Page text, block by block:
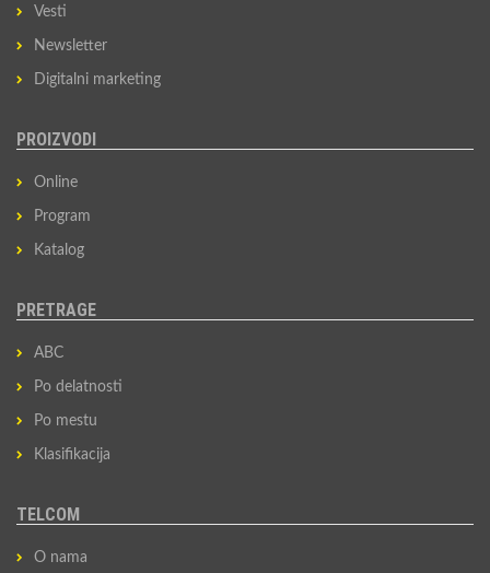
Vesti
Newsletter
Digitalni marketing
PROIZVODI
Online
Program
Katalog
PRETRAGE
ABC
Po delatnosti
Po mestu
Klasifikacija
TELCOM
O nama